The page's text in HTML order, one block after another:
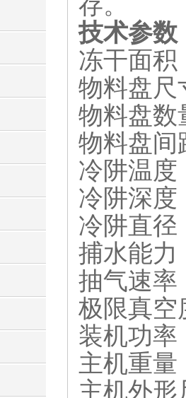
技术参数
冻干面积
物料盘尺
物料盘数
物料盘间
冷阱温
冷阱深度
冷阱直径
捕水能力
抽气速率
极限真空
装机功率
主机重量
主机外形